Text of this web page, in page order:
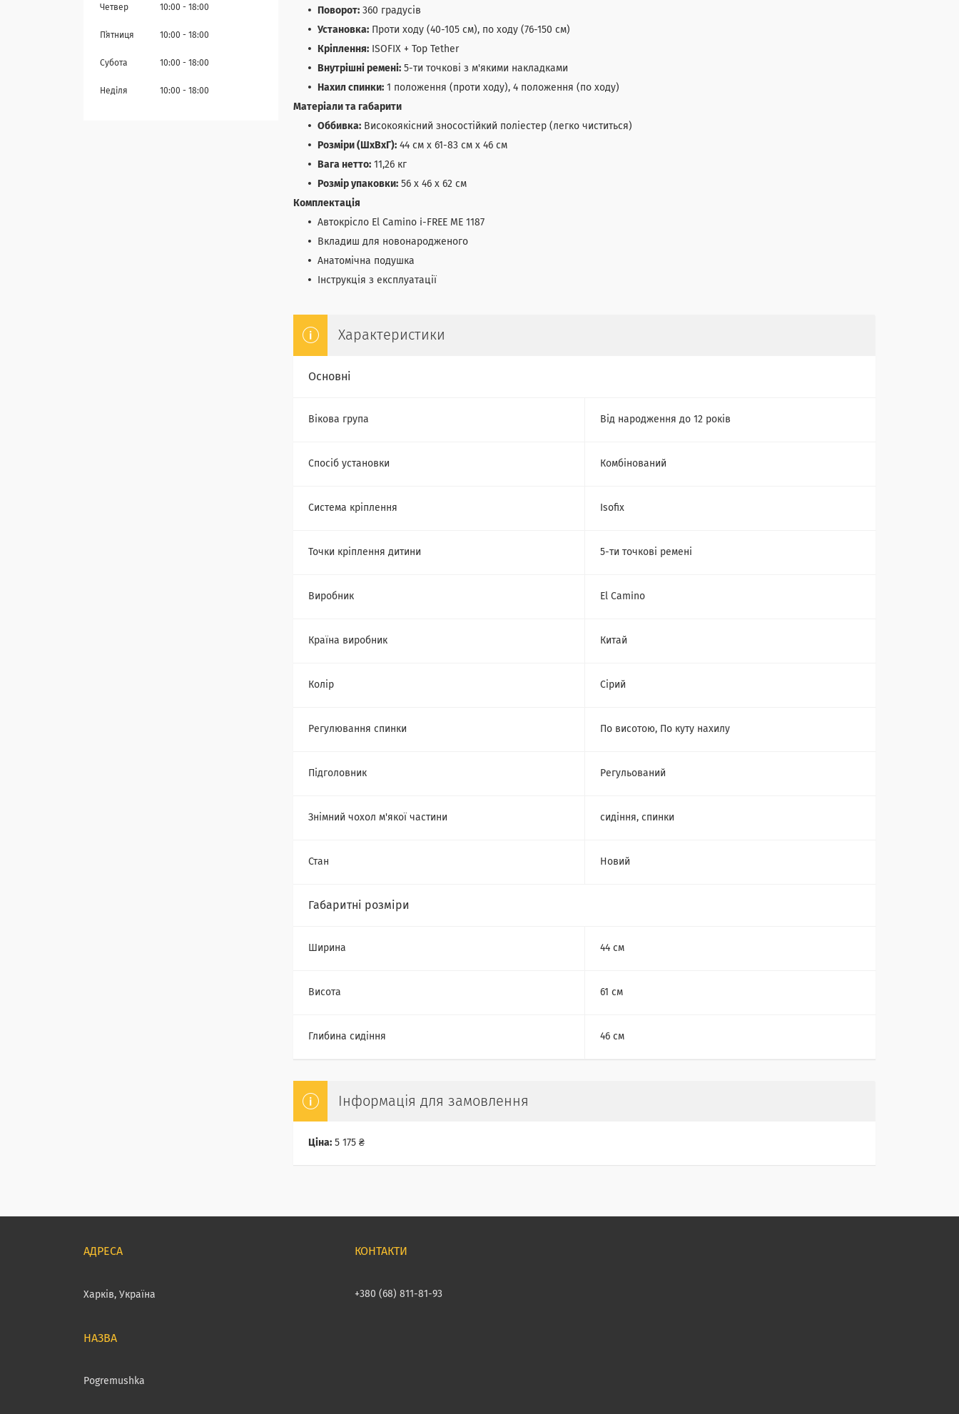
Поворот: 360 градусів
Установка: Проти ходу (40-105 см), по ходу (76-150 см)
Кріплення: ISOFIX + Top Tether
Внутрішні ремені: 5-ти точкові з м'якими накладками
Нахил спинки: 1 положення (проти ходу), 4 положення (по ходу)
Матеріали та габарити
Оббивка: Високоякісний зносостійкий поліестер (легко чиститься)
Розміри (ШхВхГ): 44 см х 61-83 см х 46 см
Вага нетто: 11,26 кг
Розмір упаковки: 56 х 46 х 62 см
Комплектація
Автокрісло El Camino i-FREE ME 1187
Вкладиш для новонародженого
Анатомічна подушка
Інструкція з експлуатації
Характеристики
Основні
Вікова група Від народження до 12 років
Спосіб установки Комбінований
Система кріплення Isofix
Точки кріплення дитини 5-ти точкові ремені
Виробник El Camino
Країна виробник Китай
Колір Сірий
Регулювання спинки По висотою, По куту нахилу
Підголовник Регульований
Знімний чохол м'якої частини сидіння, спинки
Стан Новий
Габаритні розміри
Ширина 44 см
Висота 61 см
Глибина сидіння 46 см
Інформація для замовлення
Ціна: 5 175 ₴
Четвер 10:00 18:00
Пʼятниця 10:00 18:00
Субота 10:00 18:00
Неділя 10:00 18:00
Харків, Україна
Pogremushka
+380 (68) 811-81-93